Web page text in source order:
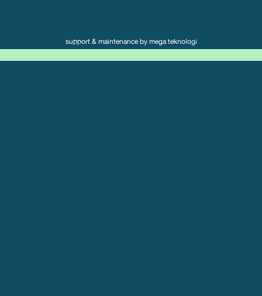
support & maintenance by mega teknologi